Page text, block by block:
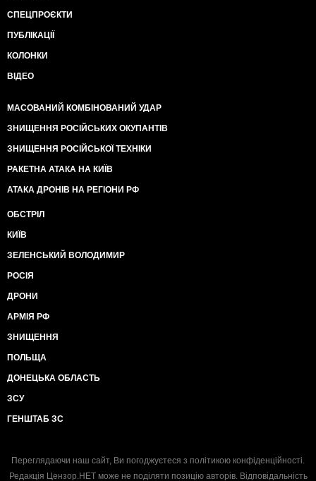
СПЕЦПРОЄКТИ
ПУБЛІКАЦІЇ
КОЛОНКИ
ВІДЕО
МАСОВАНИЙ КОМБІНОВАНИЙ УДАР
ЗНИЩЕННЯ РОСІЙСЬКИХ ОКУПАНТІВ
ЗНИЩЕННЯ РОСІЙСЬКОЇ ТЕХНІКИ
РАКЕТНА АТАКА НА КИЇВ
АТАКА ДРОНІВ НА РЕГІОНИ РФ
ОБСТРІЛ
КИЇВ
ЗЕЛЕНСЬКИЙ ВОЛОДИМИР
РОСІЯ
ДРОНИ
АРМІЯ РФ
ЗНИЩЕННЯ
ПОЛЬЩА
ДОНЕЦЬКА ОБЛАСТЬ
ЗСУ
ГЕНШТАБ ЗС
Переглядаючи наш сайт, Ви погоджуєтеся з політикою конфіденційності.
Редакція Цензор.НЕТ може не поділяти позицію авторів. Відповідальність